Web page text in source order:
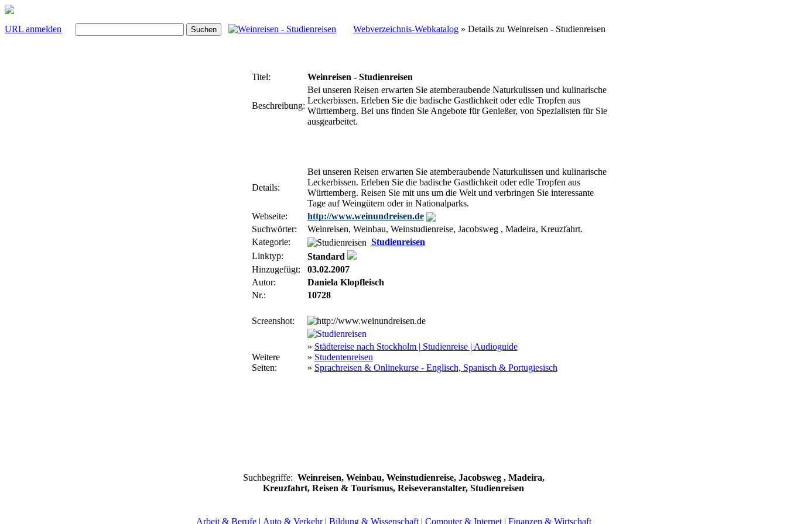
URL anmelden Webverzeichnis-Webkatalog » Details zu Weinreisen - Studienreisen
Titel: Weinreisen - Studienreisen
Beschreibung:
Bei unseren Reisen erwarten Sie atemberaubende Naturkulissen und kulinarische
Leckerbissen. Erleben Sie die badische Gastlichkeit oder edle Tropfen aus
Württemberg. Bei uns finden Sie Angebote für Genießer, von Spezialisten für Sie
ausgearbeitet.
Details:
Bei unseren Reisen erwarten Sie atemberaubende Naturkulissen und kulinarische
Leckerbissen. Erleben Sie die badische Gastlichkeit oder edle Tropfen aus
Württemberg. Reisen Sie mit uns um die Welt und verbringen Sie interessante
Tage auf Weingütern oder in Nationalparks.
Webseite:
http://www.weinundreisen.de
Suchwörter:
Weinreisen, Weinbau, Weinstudienreise, Jacobsweg , Madeira, Kreuzfahrt.
Kategorie:
Studienreisen
Linktyp:
Standard
Hinzugefügt:
03.02.2007
Autor:
Daniela Klopfleisch
Nr.:
10728
Screenshot:
Weitere
Seiten:
» Städtereise nach Stockholm | Studienreise | Audioguide
» Studentenreisen
» Sprachreisen & Onlinekurse - Englisch, Spanisch & Portugiesisch
Suchbegriffe: Weinreisen, Weinbau, Weinstudienreise, Jacobsweg , Madeira,
Kreuzfahrt, Reisen & Tourismus, Reiseveranstalter, Studienreisen
Arbeit & Berufe| Auto & Verkehr| Bildung & Wissenschaft| Computer & Internet| Finanzen & Wirtschaft